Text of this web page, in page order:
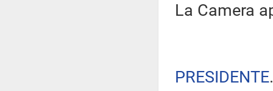
La Camera
PRESIDENTE